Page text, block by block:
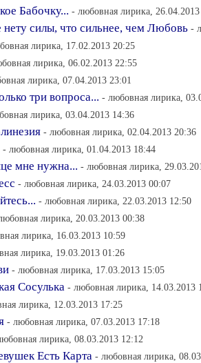
Бабочку... - любовная лирика, 26.04.2013
силы, что сильнее, чем Любовь -
лирика, 17.02.2013 20:25
лирика, 06.02.2013 22:55
лирика, 07.04.2013 23:01
три вопроса... - любовная лирика,
лирика, 03.04.2013 14:36
- любовная лирика, 02.04.2013 20:36
- любовная лирика, 01.04.2013 18:44
мне нужна... - любовная лирика,
- любовная лирика, 24.03.2013 00:07
- любовная лирика, 22.03.2013 12:50
лирика, 20.03.2013 00:38
лирика, 16.03.2013 10:59
лирика, 19.03.2013 01:26
- любовная лирика, 17.03.2013 15:05
Сосулька - любовная лирика, 14.03.2013
лирика, 12.03.2013 17:25
- любовная лирика, 07.03.2013 17:18
лирика, 08.03.2013 12:12
Есть Карта - любовная лирика,